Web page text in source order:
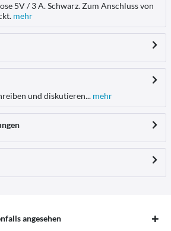
5V / 3 A. Schwarz. Zum Anschluss von
mehr
und diskutieren... mehr
angesehen